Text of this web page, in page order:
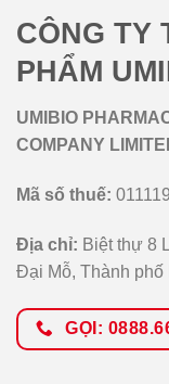
CÔNG TY
PHẨM
UMIBIO
COMPANY
Mã số thuế:
Địa chỉ: Biệt thự 8
Đại Mỗ, Thành phố
GỌI: